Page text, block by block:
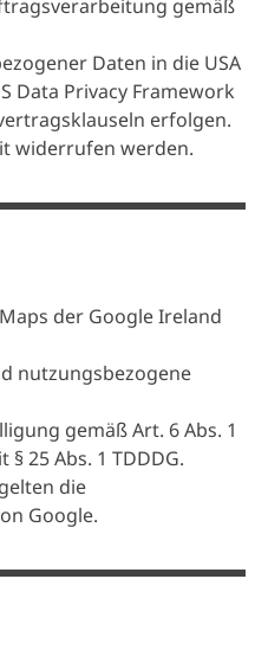
gemäß
Daten in die USA
Data Privacy Framework
erfolgen.
widerrufen werden.
der Google Ireland
nutzungsbezogene
gemäß Art. 6 Abs. 1
25 Abs. 1 TDDDG.
die
Google.